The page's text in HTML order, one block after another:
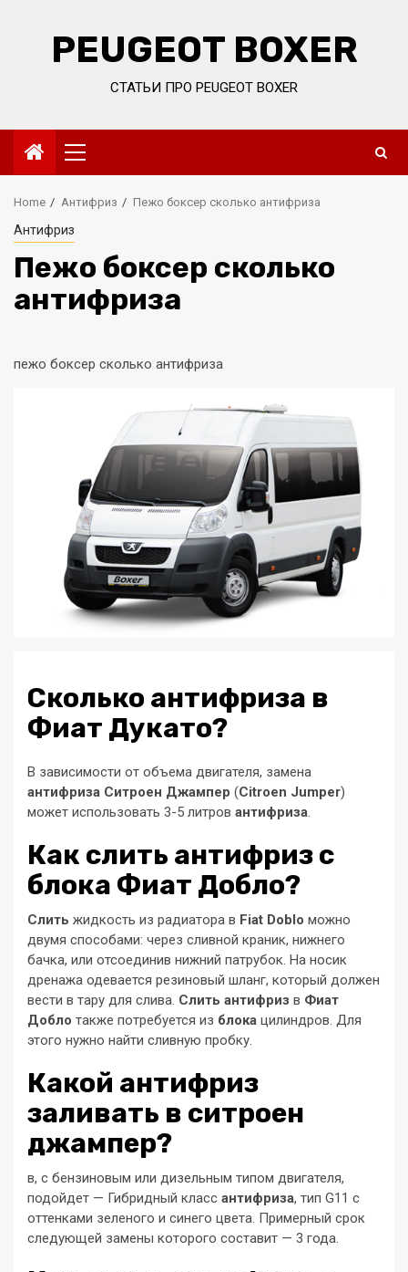
PEUGEOT BOXER
СТАТЬИ ПРО PEUGEOT BOXER
Primary
Menu
Home Антифриз Пежо боксер сколько антифриза
Антифриз
Пежо боксер сколько
антифриза
пежо боксер сколько антифриза
Сколько антифриза в
Фиат Дукато?
В зависимости от объема двигателя, замена
антифриза Ситроен Джампер (Citroen Jumper)
может использовать 3-5 литров антифриза.
Как слить антифриз с
блока Фиат Добло?
Слить жидкость из радиатора в Fiat Doblo можно
двумя способами: через сливной краник, нижнего
бачка, или отсоединив нижний патрубок. На носик
дренажа одевается резиновый шланг, который должен
вести в тару для слива. Слить антифриз в Фиат
Добло также потребуется из блока цилиндров. Для
этого нужно найти сливную пробку.
Какой антифриз
заливать в ситроен
джампер?
в, с бензиновым или дизельным типом двигателя,
подойдет — Гибридный класс антифриза, тип G11 с
оттенками зеленого и синего цвета. Примерный срок
следующей замены которого составит — 3 года.